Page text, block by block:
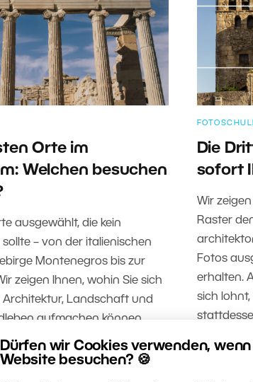
Dürfen wir Cookies verwenden,
Website besuchen? 🍪
Orte im
Welchen besuchen
ausgewählt, die kein
– von der italienischen
Montenegros bis zur
zeigen Ihnen, wohin Sie sich
Landschaft und
aufmachen können.
Die
sofort
Wir
Raster
Fotos
erhalten.
sich lohnt,